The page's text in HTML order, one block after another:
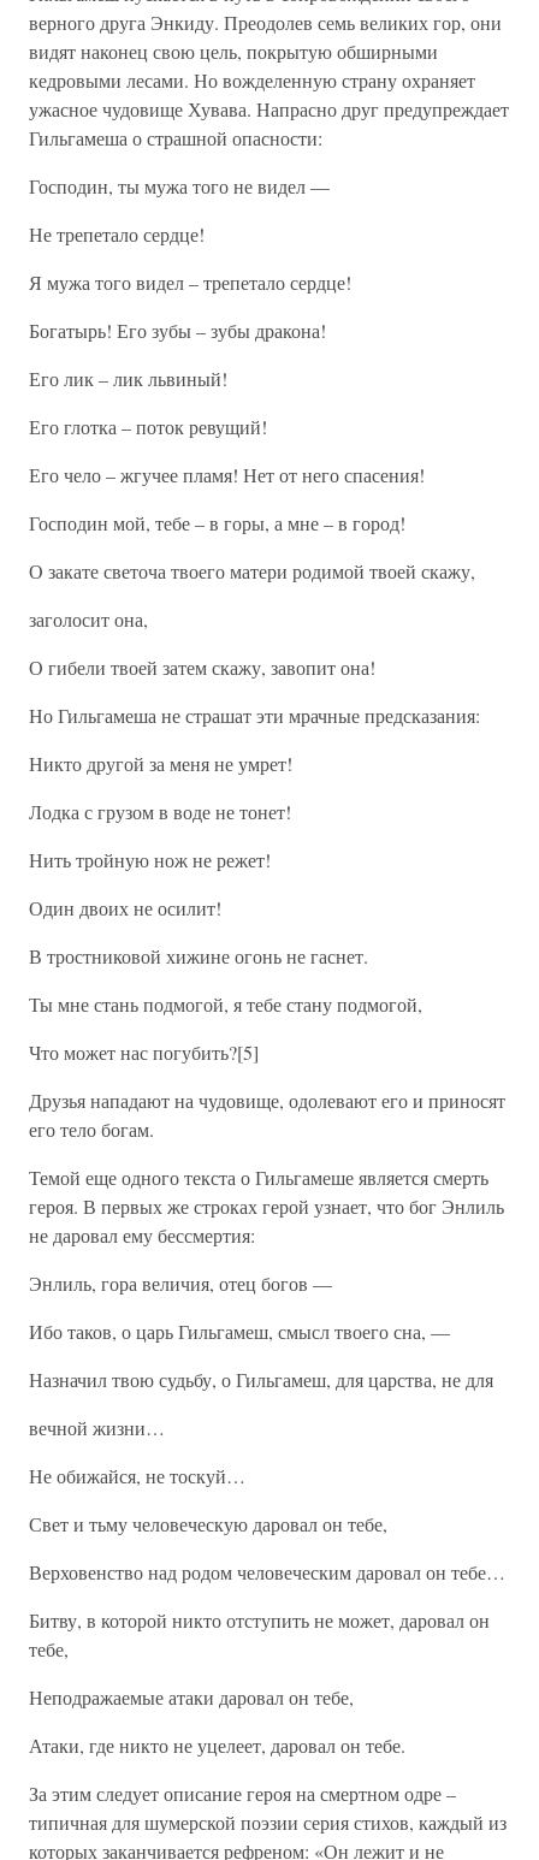
верного друга Энкиду. Преодолев семь великих гор, они
видят наконец свою цель, покрытую обширными
кедровыми лесами. Но вожделенную страну охраняет
ужасное чудовище Хувава. Напрасно друг предупреждает
Гильгамеша о страшной опасности:
Господин, ты мужа того не видел —
Не трепетало сердце!
Я мужа того видел – трепетало сердце!
Богатырь! Его зубы – зубы дракона!
Его лик – лик львиный!
Его глотка – поток ревущий!
Его чело – жгучее пламя! Нет от него спасения!
Господин мой, тебе – в горы, а мне – в город!
О закате светоча твоего матери родимой твоей скажу,
заголосит она,
О гибели твоей затем скажу, завопит она!
Но Гильгамеша не страшат эти мрачные предсказания:
Никто другой за меня не умрет!
Лодка с грузом в воде не тонет!
Нить тройную нож не режет!
Один двоих не осилит!
В тростниковой хижине огонь не гаснет.
Ты мне стань подмогой, я тебе стану подмогой,
Что может нас погубить?[5]
Друзья нападают на чудовище, одолевают его и приносят
его тело богам.
Темой еще одного текста о Гильгамеше является смерть
героя. В первых же строках герой узнает, что бог Энлиль
не даровал ему бессмертия:
Энлиль, гора величия, отец богов —
Ибо таков, о царь Гильгамеш, смысл твоего сна, —
Назначил твою судьбу, о Гильгамеш, для царства, не для
вечной жизни…
Не обижайся, не тоскуй…
Свет и тьму человеческую даровал он тебе,
Верховенство над родом человеческим даровал он тебе…
Битву, в которой никто отступить не может, даровал он
тебе,
Неподражаемые атаки даровал он тебе,
Атаки, где никто не уцелеет, даровал он тебе.
За этим следует описание героя на смертном одре –
типичная для шумерской поэзии серия стихов, каждый из
которых заканчивается рефреном: «Он лежит и не